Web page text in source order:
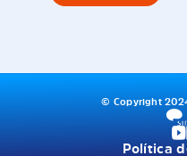
© Copyright 2024
Política